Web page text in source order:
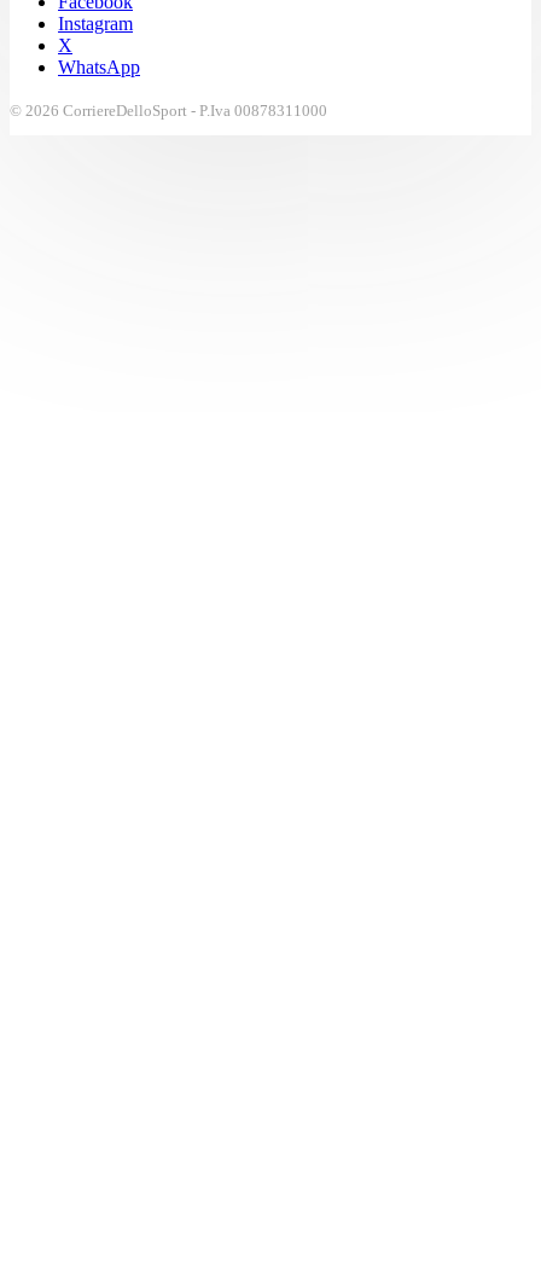
Instagram
X
WhatsApp
© 2026 CorriereDelloSport - P.Iva 00878311000